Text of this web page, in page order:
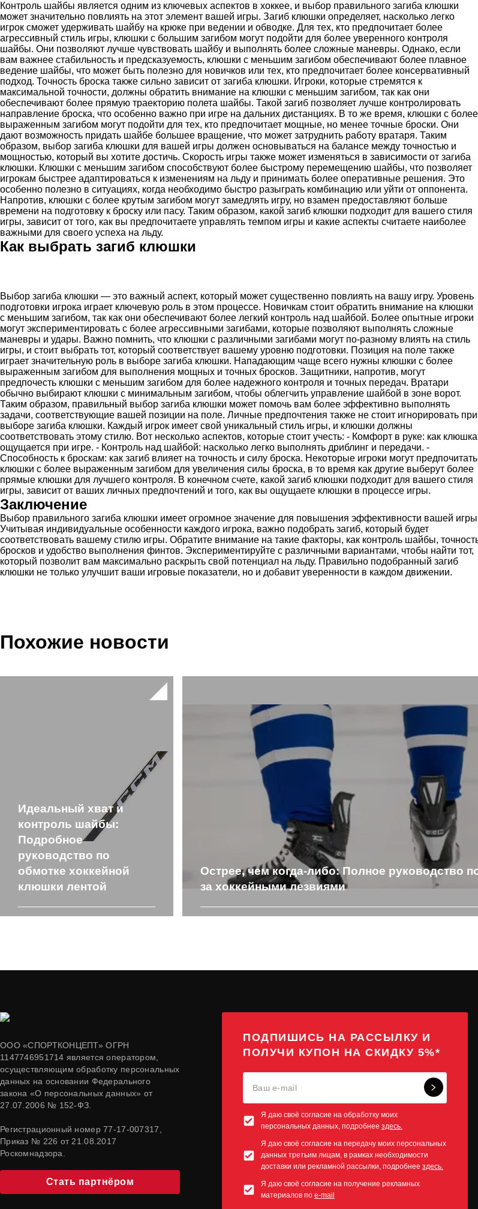
Контроль шайбы является одним из ключевых аспектов в хоккее, и выбор правильного загиба клюшки
может значительно повлиять на этот элемент вашей игры. Загиб клюшки определяет, насколько легко
игрок сможет удерживать шайбу на крюке при ведении и обводке. Для тех, кто предпочитает более
агрессивный стиль игры, клюшки с большим загибом могут подойти для более уверенного контроля
шайбы. Они позволяют лучше чувствовать шайбу и выполнять более сложные маневры. Однако, если
вам важнее стабильность и предсказуемость, клюшки с меньшим загибом обеспечивают более плавное
ведение шайбы, что может быть полезно для новичков или тех, кто предпочитает более консервативный
подход. Точность броска также сильно зависит от загиба клюшки. Игроки, которые стремятся к
максимальной точности, должны обратить внимание на клюшки с меньшим загибом, так как они
обеспечивают более прямую траекторию полета шайбы. Такой загиб позволяет лучше контролировать
направление броска, что особенно важно при игре на дальних дистанциях. В то же время, клюшки с более
выраженным загибом могут подойти для тех, кто предпочитает мощные, но менее точные броски. Они
дают возможность придать шайбе большее вращение, что может затруднить работу вратаря. Таким
образом, выбор загиба клюшки для вашей игры должен основываться на балансе между точностью и
мощностью, который вы хотите достичь. Скорость игры также может изменяться в зависимости от загиба
клюшки. Клюшки с меньшим загибом способствуют более быстрому перемещению шайбы, что позволяет
игрокам быстрее адаптироваться к изменениям на льду и принимать более оперативные решения. Это
особенно полезно в ситуациях, когда необходимо быстро разыграть комбинацию или уйти от оппонента.
Напротив, клюшки с более крутым загибом могут замедлять игру, но взамен предоставляют больше
времени на подготовку к броску или пасу. Таким образом, какой загиб клюшки подходит для вашего стиля
игры, зависит от того, как вы предпочитаете управлять темпом игры и какие аспекты считаете наиболее
важными для своего успеха на льду.
Как выбрать загиб клюшки
Выбор загиба клюшки — это важный аспект, который может существенно повлиять на вашу игру. Уровень
подготовки игрока играет ключевую роль в этом процессе. Новичкам стоит обратить внимание на клюшки
с меньшим загибом, так как они обеспечивают более легкий контроль над шайбой. Более опытные игроки
могут экспериментировать с более агрессивными загибами, которые позволяют выполнять сложные
маневры и удары. Важно помнить, что клюшки с различными загибами могут по-разному влиять на стиль
игры, и стоит выбрать тот, который соответствует вашему уровню подготовки. Позиция на поле также
играет значительную роль в выборе загиба клюшки. Нападающим чаще всего нужны клюшки с более
выраженным загибом для выполнения мощных и точных бросков. Защитники, напротив, могут
предпочесть клюшки с меньшим загибом для более надежного контроля и точных передач. Вратари
обычно выбирают клюшки с минимальным загибом, чтобы облегчить управление шайбой в зоне ворот.
Таким образом, правильный выбор загиба клюшки может помочь вам более эффективно выполнять
задачи, соответствующие вашей позиции на поле. Личные предпочтения также не стоит игнорировать при
выборе загиба клюшки. Каждый игрок имеет свой уникальный стиль игры, и клюшки должны
соответствовать этому стилю. Вот несколько аспектов, которые стоит учесть: - Комфорт в руке: как клюшка
ощущается при игре. - Контроль над шайбой: насколько легко выполнять дриблинг и передачи. -
Способность к броскам: как загиб влияет на точность и силу броска. Некоторые игроки могут предпочитать
клюшки с более выраженным загибом для увеличения силы броска, в то время как другие выберут более
прямые клюшки для лучшего контроля. В конечном счете, какой загиб клюшки подходит для вашего стиля
игры, зависит от ваших личных предпочтений и того, как вы ощущаете клюшки в процессе игры.
Заключение
Выбор правильного загиба клюшки имеет огромное значение для повышения эффективности вашей
Учитывая индивидуальные особенности каждого игрока, важно подобрать загиб, который будет
соответствовать вашему стилю игры. Обратите внимание на такие факторы, как контроль шайбы,
бросков и удобство выполнения финтов. Экспериментируйте с различными вариантами, чтобы найти тот,
который позволит вам максимально раскрыть свой потенциал на льду. Правильно подобранный загиб
клюшки не только улучшит ваши игровые показатели, но и добавит уверенности в каждом движении.
Похожие новости
Идеальный хват и
контроль шайбы:
Подробное
руководство по
обмотке хоккейной
клюшки лентой
Острее, чем когда-либо: Полное руководство
за хоккейными лезвиями
ООО «СПОРТКОНЦЕПТ» ОГРН
1147746951714 является оператором,
осуществляющим обработку персональных
данных на основании Федерального
закона «О персональных данных» от
27.07.2006 № 152-ФЗ.
Регистрационный номер 77-17-007317,
Приказ № 226 от 21.08.2017
Роскомнадзора.
Стать партнёром
ПОДПИШИСЬ НА РАССЫЛКУ И
ПОЛУЧИ КУПОН НА СКИДКУ 5%*
Я даю своё согласие на обработку моих
персональных данных, подробнее здесь.
Я даю своё согласие на передачу моих персональных
данных третьим лицам, в рамках необходимости
доставки или рекламной рассылки, подробнее здесь.
Я даю своё согласие на получение рекламных
материалов по e-mail